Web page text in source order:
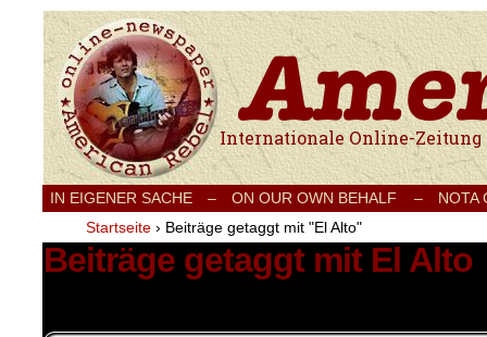
Internationale Onlinezeitung für Frieden,
IN EIGENER SACHE – ON OUR OWN BEHALF –
NOTA
Startseite › Beiträge getaggt mit "El Alto"
Beiträge getaggt mit El Alto